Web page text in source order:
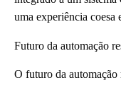
uma experiência coesa
Futuro da automação
O futuro da automação